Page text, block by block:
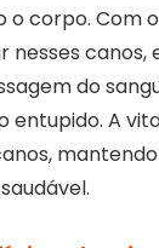
o corpo. Com
nesses
do
entupido. A